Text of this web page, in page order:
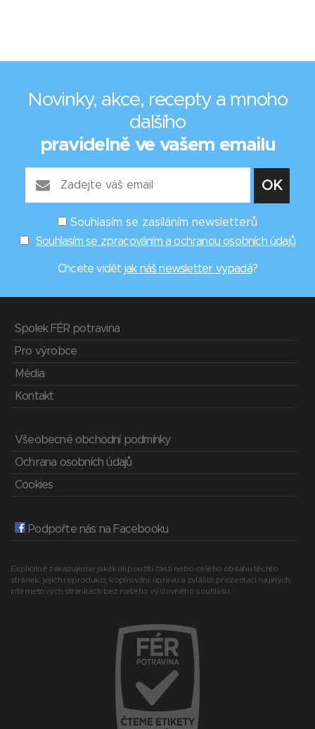
Novinky, akce, recepty a mnoho
dalšího
pravidelně ve vašem emailu
Souhlasím se zasíláním newsletterů
Souhlasím se zpracováním a ochranou osobních údajů
Chcete vidět jak náš newsletter vypadá?
Spolek FÉR potravina
Pro výrobce
Média
Kontakt
Všeobecné obchodní podmínky
Ochrana osobních údajů
Cookies
Podpořte nás na Facebooku
Explicitně zakazujeme jakékoli použití části nebo celého obsahu těchto
stránek, jejich reprodukci, kopírování, úpravu a zvláště prezentaci na jiných
internetových stránkách bez našeho výslovného souhlasu.